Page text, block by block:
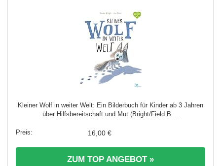
Kleiner Wolf in weiter Welt: Ein Bilderbuch für Kinder ab 3 Jahren
über Hilfsbereitschaft und Mut (Bright/Field B ...
16,00 €
ZUM TOP ANGEBOT »